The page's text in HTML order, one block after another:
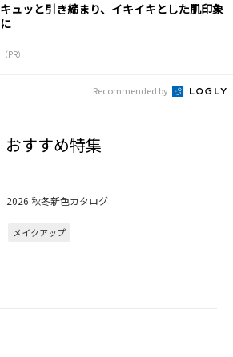
キュッと引き締まり、イキイキとした肌印象
に
（PR）
Recommended by
おすすめ特集
2026 秋冬新色カタログ
メイクアップ